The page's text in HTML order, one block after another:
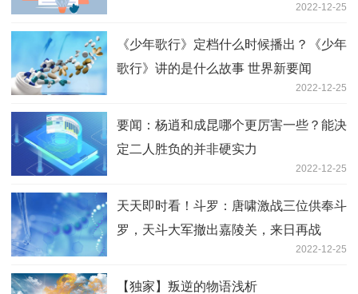
2022-12-25
《少年歌行》定档什么时候播出？《少年
歌行》讲的是什么故事 世界新要闻
2022-12-25
要闻：杨逍和成昆哪个更厉害一些？能决
定二人胜负的并非硬实力
2022-12-25
天天即时看！斗罗：唐啸激战三位供奉斗
罗，天斗大军撤出嘉陵关，来日再战
2022-12-25
【独家】叛逆的物语浅析